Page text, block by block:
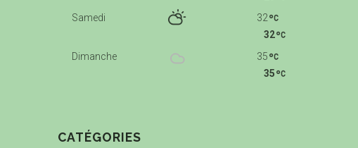
Samedi
32
32
Dimanche
35
35
CATÉGORIES